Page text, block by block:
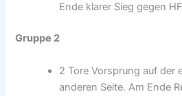
Ende klarer Sieg gegen
Gruppe 2
2 Tore Vorsprung auf der
anderen Seite. Am Ende